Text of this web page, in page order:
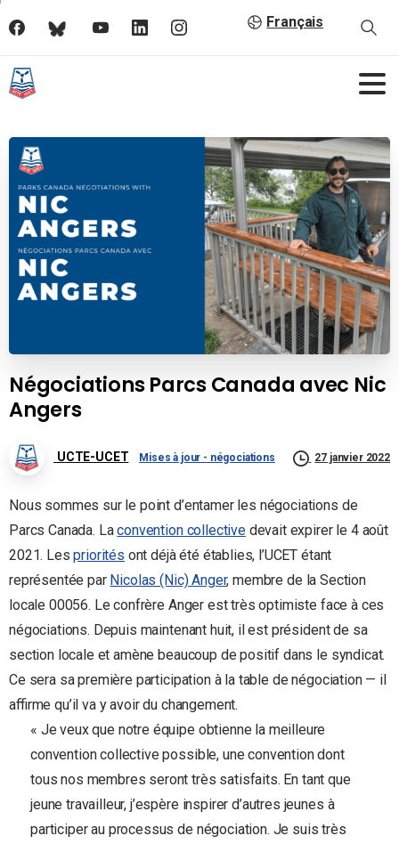
Français
Négociations Parcs Canada avec Nic
Angers
UCTE-UCET Mises à jour - négociations 27 janvier 2022
Nous sommes sur le point d’entamer les négociations de
Parcs Canada. Laconvention collectivedevait expirer le 4 août
2021. Lespriorités ont déjà été établies, l’UCET étant
représentée par Nicolas (Nic) Anger, membre de la Section
locale 00056. Le confrère Anger est très optimiste face à ces
négociations. Depuis maintenant huit, il est président de sa
section locale et amène beaucoup de positif dans le syndicat.
Ce sera sa première participation à la table de négociation — il
affirme qu’il va y avoir du changement.
« Je veux que notre équipe obtienne la meilleure
convention collective possible, une convention dont
tous nos membres seront très satisfaits. En tant que
jeune travailleur, j’espère inspirer d’autres jeunes à
participer au processus de négociation. Je suis très